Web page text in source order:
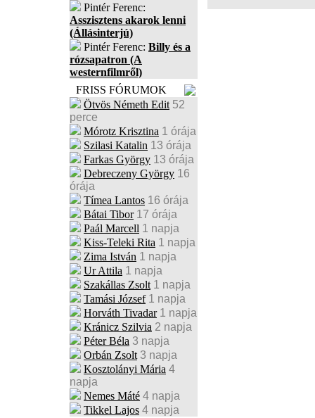
Pintér Ferenc:
Asszisztens akarok lenni
(Állásinterjú)
Pintér Ferenc: Billy és a
rózsapatron (A
westernfilmről)
FRISS FÓRUMOK
Ötvös Németh Edit 52
perce
Mórotz Krisztina 1 órája
Szilasi Katalin 13 órája
Farkas György 13 órája
Debreczeny György 16
órája
Tímea Lantos 16 órája
Bátai Tibor 17 órája
Paál Marcell 1 napja
Kiss-Teleki Rita 1 napja
Zima István 1 napja
Ur Attila 1 napja
Szakállas Zsolt 1 napja
Tamási József 1 napja
Horváth Tivadar 1 napja
Kránicz Szilvia 2 napja
Péter Béla 3 napja
Orbán Zsolt 3 napja
Kosztolányi Mária 4
napja
Nemes Máté 4 napja
Tikkel Lajos 4 napja